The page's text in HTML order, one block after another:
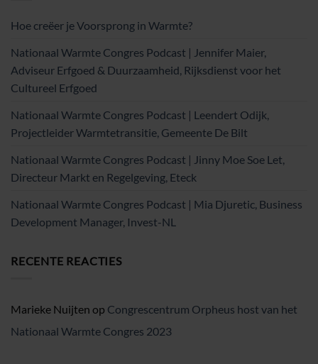
Hoe creëer je Voorsprong in Warmte?
Nationaal Warmte Congres Podcast | Jennifer Maier,
Adviseur Erfgoed & Duurzaamheid, Rijksdienst voor het
Cultureel Erfgoed
Nationaal Warmte Congres Podcast | Leendert Odijk,
Projectleider Warmtetransitie, Gemeente De Bilt
Nationaal Warmte Congres Podcast | Jinny Moe Soe Let,
Directeur Markt en Regelgeving, Eteck
Nationaal Warmte Congres Podcast | Mia Djuretic, Business
Development Manager, Invest-NL
RECENTE REACTIES
Marieke Nuijten op Congrescentrum Orpheus host van het
Nationaal Warmte Congres 2023